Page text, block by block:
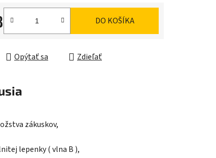
cena:
DO KOŠÍKA
Opýtať sa Zdieľať
zákuskov,
lepenky ( vlna B ),